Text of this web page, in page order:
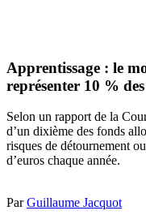
Apprentissage : le
représenter 10 % des
Selon un rapport de la
d’un dixième des fonds
risques de détournement
d’euros chaque année.
ParGuillaume Jacquot